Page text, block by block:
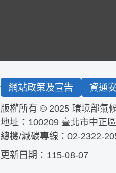
網站政策及宣告 資通
版權所有 © 2025 環境部氣
地址：100209 臺北市中正
總機/減碳專線： 02-2322-
更新日期：115-08-07